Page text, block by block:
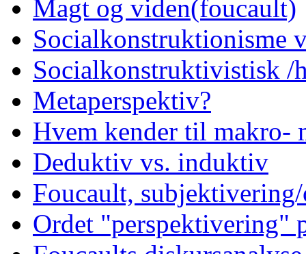
Magt og viden(foucault)
Socialkonstruktionisme
Socialkonstruktivistisk /
Metaperspektiv?
Hvem kender til makro-
Deduktiv vs. induktiv
Foucault,
Ordet "perspektivering"